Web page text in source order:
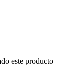
este producto